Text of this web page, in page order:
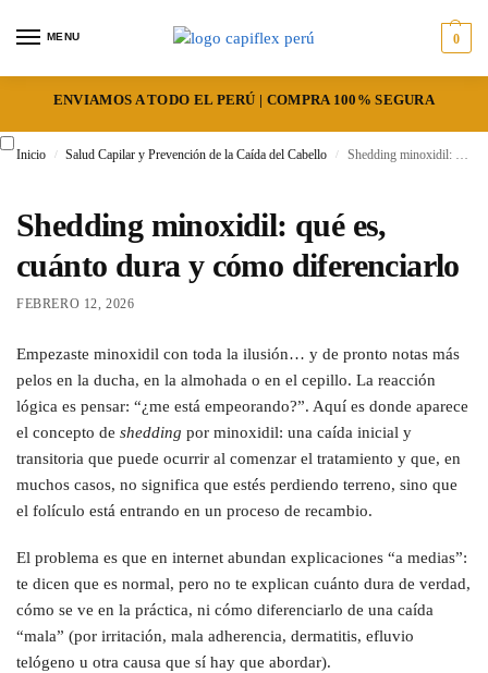
MENU 0
ENVIAMOS A TODO EL PERÚ | COMPRA 100% SEGURA
Inicio / Salud Capilar y Prevención de la Caída del Cabello / Shedding minoxidil: qué es, cuánto dura y cómo diferenciarlo
Shedding minoxidil: qué es,
cuánto dura y cómo diferenciarlo
FEBRERO 12, 2026
Empezaste minoxidil con toda la ilusión… y de pronto notas más
pelos en la ducha, en la almohada o en el cepillo. La reacción
lógica es pensar: “¿me está empeorando?”. Aquí es donde aparece
el concepto de shedding por minoxidil: una caída inicial y
transitoria que puede ocurrir al comenzar el tratamiento y que, en
muchos casos, no significa que estés perdiendo terreno, sino que
el folículo está entrando en un proceso de recambio.
El problema es que en internet abundan explicaciones “a medias”:
te dicen que es normal, pero no te explican cuánto dura de verdad,
cómo se ve en la práctica, ni cómo diferenciarlo de una caída
“mala” (por irritación, mala adherencia, dermatitis, efluvio
telógeno u otra causa que sí hay que abordar).